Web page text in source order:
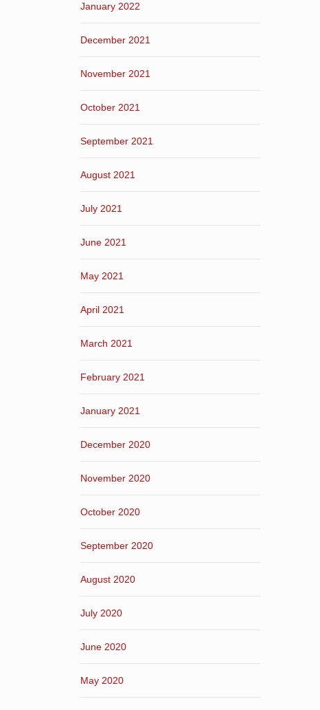
January 2022
December 2021
November 2021
October 2021
September 2021
August 2021
July 2021
June 2021
May 2021
April 2021
March 2021
February 2021
January 2021
December 2020
November 2020
October 2020
September 2020
August 2020
July 2020
June 2020
May 2020